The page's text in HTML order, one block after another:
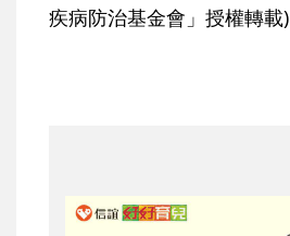
疾病防治基金會」授權轉載)